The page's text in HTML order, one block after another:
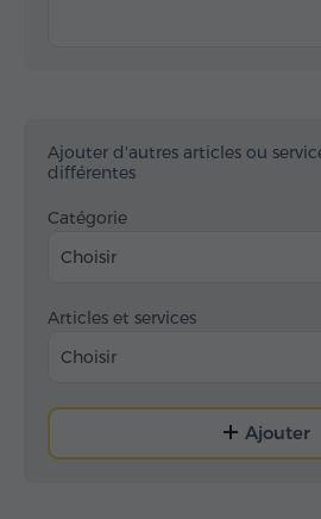
Ajouter d'autres articles ou
différentes
Catégorie
Choisir
Articles et services
Choisir
Ajouter